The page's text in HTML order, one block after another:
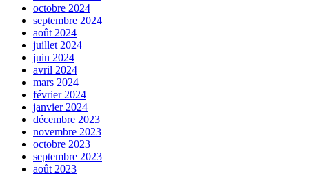
octobre 2024
septembre 2024
août 2024
juillet 2024
juin 2024
avril 2024
mars 2024
février 2024
janvier 2024
décembre 2023
novembre 2023
octobre 2023
septembre 2023
août 2023